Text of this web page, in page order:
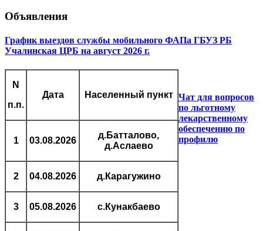
Объявления
График выездов службы мобильного ФАПа ГБУЗ РБ
Учалинская ЦРБ на август 2026 г.
N
п.п.
Дата Населенный пункт
1 03.08.2026
д.Батталово,
д.Аслаево
2 04.08.2026 д.Карагужино
3 05.08.2026 с.Кунакбаево
Чат для вопросов
по льготному
лекарственному
обеспечению по
профилю